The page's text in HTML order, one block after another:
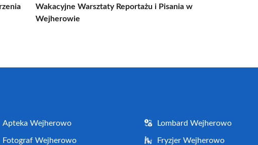
Wakacyjne Warsztaty Reportażu i Pisania w
Wejherowie
Apteka Wejherowo Lombard Wejherowo
Fotograf Wejherowo Fryzjer Wejherowo